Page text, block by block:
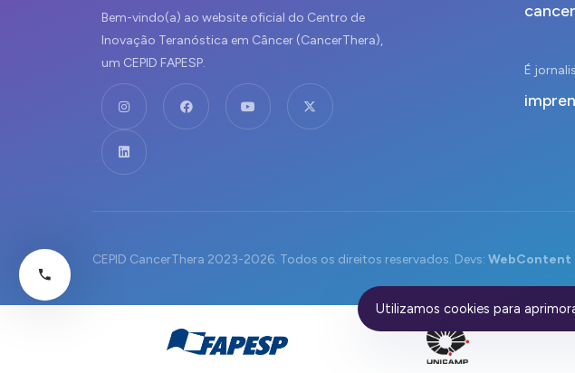
Bem-vindo(a) ao website oficial do Centro de
Inovação Teranóstica em Câncer (CancerThera),
um CEPID FAPESP.
É
CEPID CancerThera 2023-2026. Todos os direitos reservados. Devs: WebContent
Utilizamos cookies para